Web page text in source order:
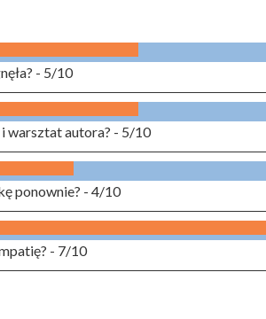
- 5/10
warsztat autora? - 5/10
ponownie? - 4/10
- 7/10